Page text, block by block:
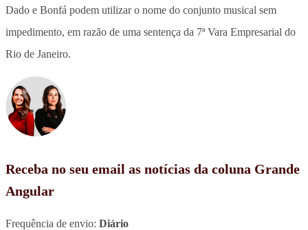
Dado e Bonfá podem utilizar o nome do conjunto musical sem
impedimento, em razão de uma sentença da 7ª Vara Empresarial do
Rio de Janeiro.
Receba no seu email as notícias da coluna Grande
Angular
Frequência de envio: Diário